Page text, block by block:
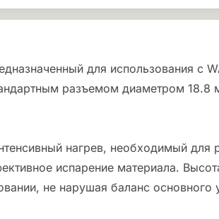
для использования с
разъемом диаметром 18.8
нагрев, необходимый для
испарение материала.
не нарушая баланс основного